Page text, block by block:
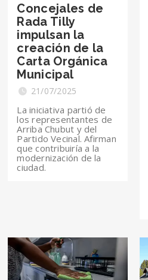
Concejales de
Rada Tilly
impulsan la
creación de la
Carta Orgánica
Municipal
21/07/2025
La iniciativa partió de
los representantes de
Arriba Chubut y del
Partido Vecinal. Afirman
que contribuiría a la
modernización de la
ciudad.